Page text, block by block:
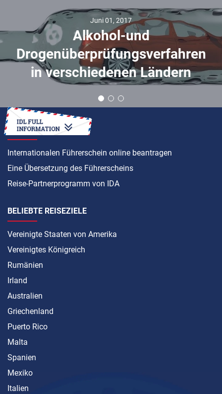
Juni 01, 2017
Alkohol-und
Drogenüberprüfungsverfahren
in verschiedenen Ländern
ANLEITUNG
Internationalen Führerschein online beantragen
Eine Übersetzung des Führerscheins
Reise-Partnerprogramm von IDA
BELIEBTE REISEZIELE
Vereinigte Staaten von Amerika
Vereinigtes Königreich
Rumänien
Irland
Australien
Griechenland
Puerto Rico
Malta
Spanien
Mexiko
Italien